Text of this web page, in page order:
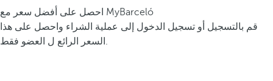
احصل على أفضل سعر مع MyBarceló
قم بالتسجيل أو تسجيل الدخول إلى عملية الشراء واحصل على هذا
السعر الرائع ل العضو فقط.